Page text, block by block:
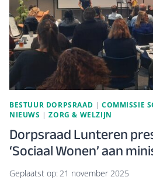
BESTUUR DORPSRAAD | COMMISSIE
NIEUWS |ZORG & WELZIJN
Dorpsraad Lunteren
‘Sociaal Wonen’ aan
Geplaatst op: 21 november 2025